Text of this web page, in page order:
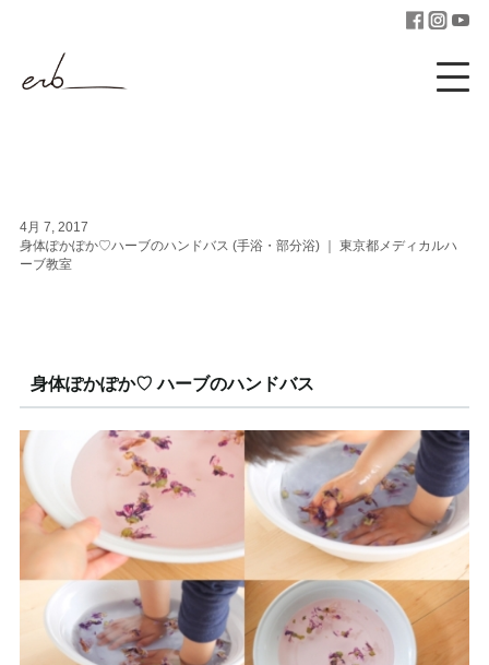
4月 7, 2017
身体ぽかぽか♡ハーブのハンドバス (手浴・部分浴) ｜ 東京都メディカルハ
ーブ教室
身体ぽかぽか♡ ハーブのハンドバス